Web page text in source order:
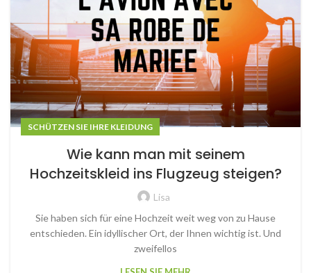
SCHÜTZEN SIE IHRE KLEIDUNG
Wie kann man mit seinem
Hochzeitskleid ins Flugzeug steigen?
Lisa
Sie haben sich für eine Hochzeit weit weg von zu Hause
entschieden. Ein idyllischer Ort, der Ihnen wichtig ist. Und
zweifellos